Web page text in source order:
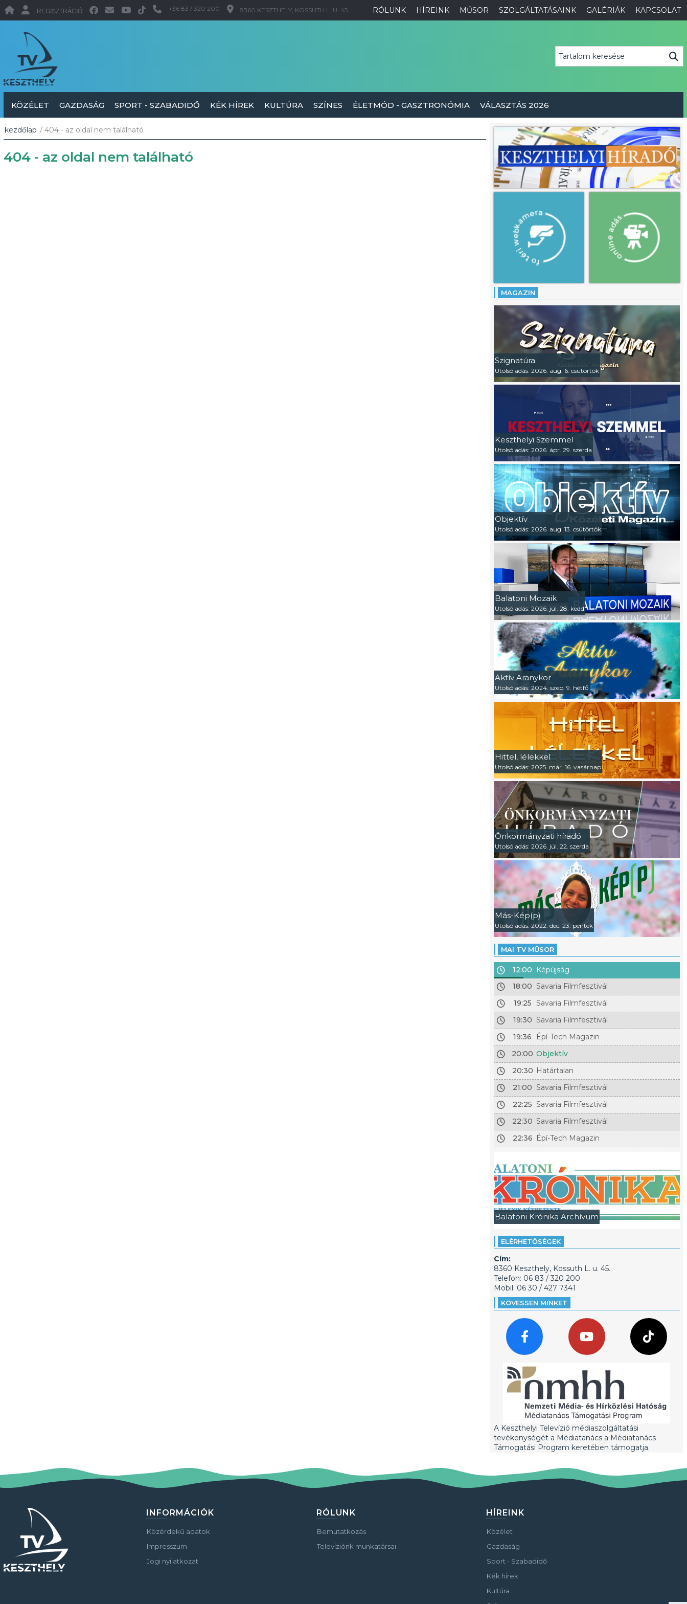
RÓLUNK HÍREINK MŰSOR SZOLGÁLTATÁSAINK GALÉRIÁK KAPCSOLAT
REGISZTRÁCIÓ +36 83 / 320 200 8360 KESZTHELY, KOSSUTH L. U. 45.
KÖZÉLET GAZDASÁG SPORT - SZABADIDŐ KÉK HÍREK KULTÚRA SZÍNES ÉLETMÓD - GASZTRONÓMIA VÁLASZTÁS 2026
kezdőlap / 404 - az oldal nem található
404 - az oldal nem található
MAGAZIN
Szignatúra
Utolsó adás: 2026. aug. 6. csütörtök
Keszthelyi Szemmel
Utolsó adás: 2026. ápr. 29. szerda
Objektív
Utolsó adás: 2026. aug. 13. csütörtök
Balatoni Mozaik
Utolsó adás: 2026. júl. 28. kedd
Aktív Aranykor
Utolsó adás: 2024. szep. 9. hétfő
Hittel, lélekkel
Utolsó adás: 2025. már. 16. vasárnap
Önkormányzati híradó
Utolsó adás: 2026. júl. 22. szerda
Más-Kép(p)
Utolsó adás: 2022. dec. 23. péntek
MAI TV MŰSOR
12:00
Képújság
18:00 Savaria Filmfesztivál
19:25 Savaria Filmfesztivál
19:30 Savaria Filmfesztivál
19:36
Épí-Tech Magazin
20:00 Objektív
20:30 Határtalan
21:00 Savaria Filmfesztivál
22:25 Savaria Filmfesztivál
22:30 Savaria Filmfesztivál
22:36 Épí-Tech Magazin
Balatoni Krónika Archívum
ELÉRHETŐSÉGEK
Cím:
8360 Keszthely, Kossuth L. u. 45.
Telefon: 06 83 / 320 200
Mobil: 06 30 / 427 7341
KÖVESSEN MINKET
A Keszthelyi Televízió médiaszolgáltatási
tevékenységét a Médiatanács a Médiatanács
Támogatási Program keretében támogatja.
INFORMÁCIÓK
Közérdekű adatok
Impresszum
Jogi nyilatkozat
RÓLUNK
Bemutatkozás
Televíziónk munkatársai
HÍREINK
Közélet
Gazdaság
Sport - Szabadidő
Kék hírek
Kultúra